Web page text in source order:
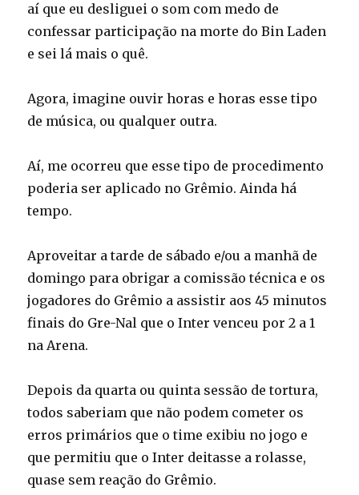
aí que eu desliguei o som com medo de
confessar participação na morte do Bin Laden
e sei lá mais o quê.
Agora, imagine ouvir horas e horas esse tipo
de música, ou qualquer outra.
Aí, me ocorreu que esse tipo de procedimento
poderia ser aplicado no Grêmio. Ainda há
tempo.
Aproveitar a tarde de sábado e/ou a manhã de
domingo para obrigar a comissão técnica e os
jogadores do Grêmio a assistir aos 45 minutos
finais do Gre-Nal que o Inter venceu por 2 a 1
na Arena.
Depois da quarta ou quinta sessão de tortura,
todos saberiam que não podem cometer os
erros primários que o time exibiu no jogo e
que permitiu que o Inter deitasse a rolasse,
quase sem reação do Grêmio.